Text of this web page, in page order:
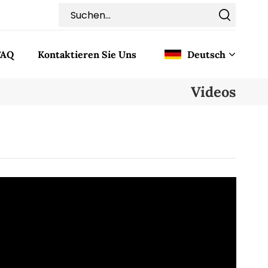
Kontaktieren Sie Uns Deutsch
Videos